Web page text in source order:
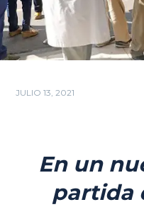
JULIO 13, 2021
En un
partida